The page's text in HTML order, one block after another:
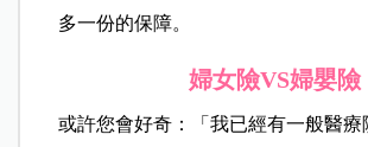
多一份的保障。
婦女險VS婦嬰險
或許您會好奇：「我已經有一般醫療